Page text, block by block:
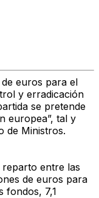
euros para el
y erradicación
se pretende
europea”, tal y
de Ministros.
reparto entre las
de euros para
fondos, 7,1